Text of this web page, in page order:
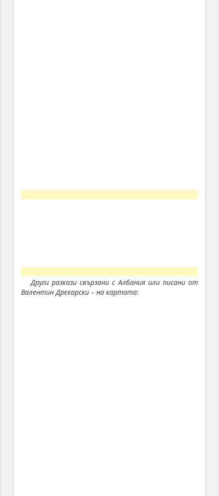
Други разкази свързани с Албания или писани от
Валентин Дрехарски – на картата: